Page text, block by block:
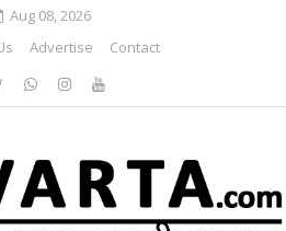
Aug 08, 2026
Advertise Contact